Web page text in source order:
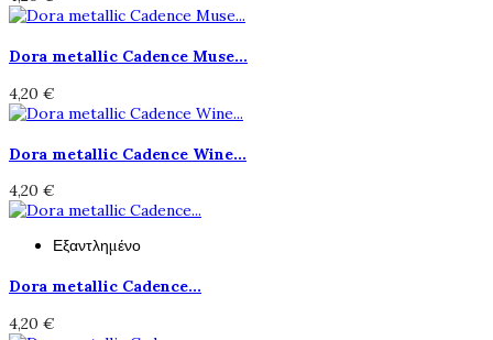
Dora metallic Cadence Muse...
4,20 €
Dora metallic Cadence Wine...
4,20 €
Εξαντλημένο
Dora metallic Cadence...
4,20 €